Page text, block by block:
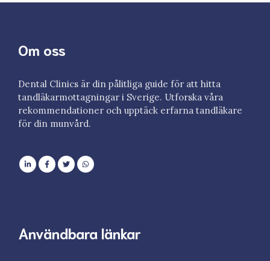
Om oss
Dental Clinics är din pålitliga guide för att hitta
tandläkarmottagningar i Sverige. Utforska våra
rekommendationer och upptäck erfarna tandläkare
för din munvård.
Användbara länkar